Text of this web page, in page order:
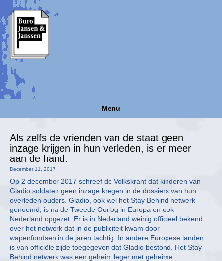
Menu
Als zelfs de vrienden van de staat geen
inzage krijgen in hun verleden, is er meer
aan de hand.
December 11, 2017
Op 2 december 2017 schreef de Volkskrant dat kinderen van
Gladio soldaten geen inzage kregen in de dossiers van hun
overleden ouders. Gladio, ook wel het Stay Behind netwerk
genoemd, is na de Tweede Oorlog in Europa en ook
Nederland opgezet. Er is in Nederland weinig officieel bekend
over het netwerk dat in de publiciteit kwam door
wapenfondsen in de jaren tachtig. In andere Europese landen
is van officiële zijde toegegeven dat Gladio bestond. Het Stay
Behind netwerk was een geheim leger met geheime